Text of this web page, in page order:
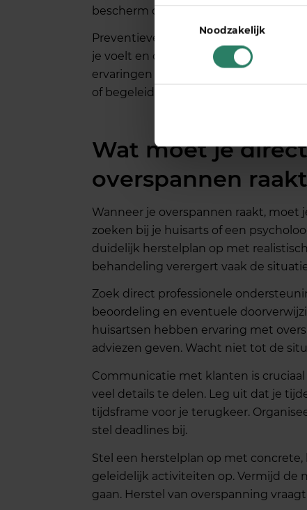
Toestemmingsselectie
Noodzakelijk
bescherm deze tijd.
Preventieve maatregelen omvatten
je voelt en of je werkdruk houdbaar
ervaringen uit te wisselen en je niet
of begeleiding voordat problemen
Wat moet je
overspannen raakt
Wanneer je overspannen raakt, moet
zoeken bij je huisarts of een
duidelijk herstelplan op met
behandeling verergert vaak de
Zoek direct professionele
beoordeling en eventuele
huisartsen hebben ervaring met
adviezen geven. Wacht niet tot de
Communicatie met klanten is
veel details te delen. Leg uit dat je
tijdsframe voor je terugkeer.
stel deadlines bij.
Stel een herstelplan op met
geleidelijk activiteiten op. Vermijd de
gaan. Herstel van overspanning